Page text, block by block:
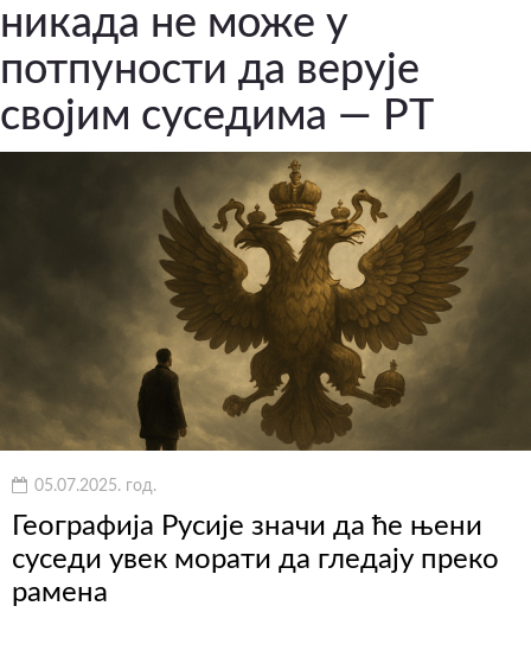
никада не може у
потпуности да верује
својим суседима — РТ
05.07.2025. год.
Географија Русије значи да ће њени
суседи увек морати да гледају преко
рамена